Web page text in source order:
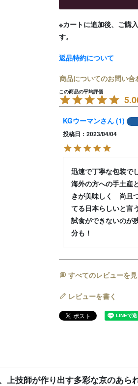
※カートに追加後、ご購
す。
返品特約について
商品についてのお問い合
KGウーマン 1
投稿日
2023/04/04
迅速で丁寧な包装で
海外の方への手土産
きが美味しく　尚且
てる日本らしいと言
試食ができないのが
分も！
すべてのレビューを
レビューを書く
技師が作り出す多彩な京のあら